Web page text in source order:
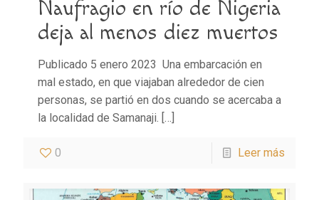
Naufragio en río de Nigeria
deja al menos diez muertos
Publicado 5 enero 2023 Una embarcación en
mal estado, en que viajaban alrededor de cien
personas, se partió en dos cuando se acercaba a
la localidad de Samanaji. […]
0 Leer más